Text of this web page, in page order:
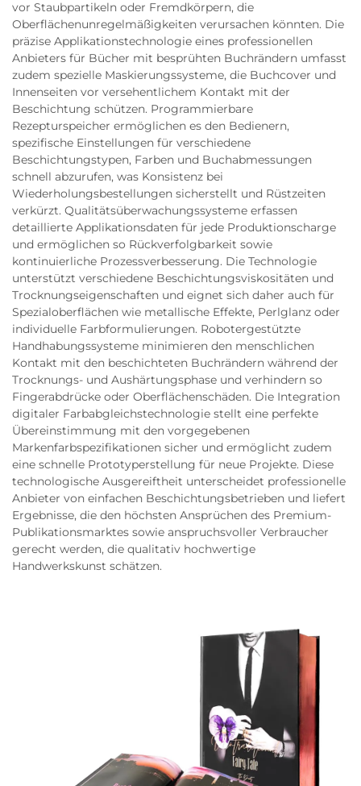
vor Staubpartikeln oder Fremdkörpern, die
Oberflächenunregelmäßigkeiten verursachen könnten. Die
präzise Applikationstechnologie eines professionellen
Anbieters für Bücher mit besprühten Buchrändern umfasst
zudem spezielle Maskierungssysteme, die Buchcover und
Innenseiten vor versehentlichem Kontakt mit der
Beschichtung schützen. Programmierbare
Rezepturspeicher ermöglichen es den Bedienern,
spezifische Einstellungen für verschiedene
Beschichtungstypen, Farben und Buchabmessungen
schnell abzurufen, was Konsistenz bei
Wiederholungsbestellungen sicherstellt und Rüstzeiten
verkürzt. Qualitätsüberwachungssysteme erfassen
detaillierte Applikationsdaten für jede Produktionscharge
und ermöglichen so Rückverfolgbarkeit sowie
kontinuierliche Prozessverbesserung. Die Technologie
unterstützt verschiedene Beschichtungsviskositäten und
Trocknungseigenschaften und eignet sich daher auch für
Spezialoberflächen wie metallische Effekte, Perlglanz oder
individuelle Farbformulierungen. Robotergestützte
Handhabungssysteme minimieren den menschlichen
Kontakt mit den beschichteten Buchrändern während der
Trocknungs- und Aushärtungsphase und verhindern so
Fingerabdrücke oder Oberflächenschäden. Die Integration
digitaler Farbabgleichstechnologie stellt eine perfekte
Übereinstimmung mit den vorgegebenen
Markenfarbspezifikationen sicher und ermöglicht zudem
eine schnelle Prototyperstellung für neue Projekte. Diese
technologische Ausgereiftheit unterscheidet professionelle
Anbieter von einfachen Beschichtungsbetrieben und liefert
Ergebnisse, die den höchsten Ansprüchen des Premium-
Publikationsmarktes sowie anspruchsvoller Verbraucher
gerecht werden, die qualitativ hochwertige
Handwerkskunst schätzen.